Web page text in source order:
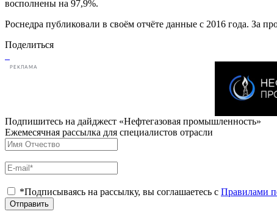
восполнены на 97,9%.
Роснедра публиковали в своём отчёте данные с 2016 года. За
Поделиться
РЕКЛАМА
Подпишитесь на дайджест «Нефтегазовая промышленность»
Ежемесячная рассылка для специалистов отрасли
*Подписываясь на рассылку, вы соглашаетесь с Правилами
Отправить